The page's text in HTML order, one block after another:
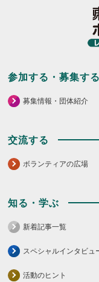
参加する・募集する
募集情報・団体紹介
交流する
ボランティアの広場
知る・学ぶ
新着記事一覧
スペシャルインタビュ
活動のヒント